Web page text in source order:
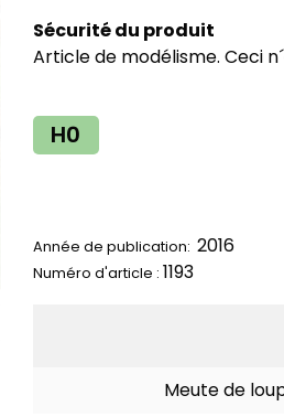
Sécurité du produit
Article de modélisme. Ceci
H0
Année de publication: 2016
Numéro d'article : 1193
Meute de